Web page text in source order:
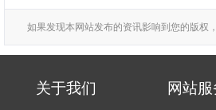
如果发现本网站发布的资讯影响到您的版权
关于我们 网站服